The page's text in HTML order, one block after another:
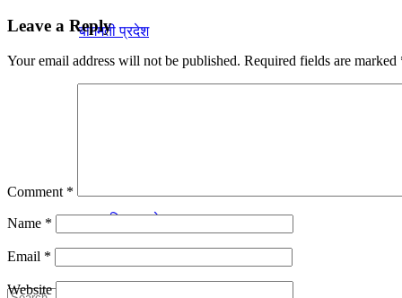
बागमती प्रदेश
सुदूरपश्चिम प्रदेश
Leave a Reply
Your email address will not be published. Required fields are marked
Comment *
Name *
Email *
Website